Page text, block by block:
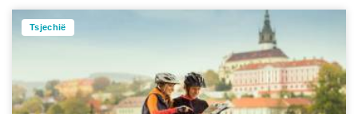
Tsjechië